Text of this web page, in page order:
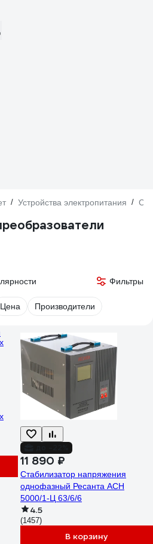
/ Устройства электропитания /
Фильтры
Цена Производители
11 890 ₽
Стабилизатор напряжения
однофазный Ресанта АСН
5000/1-Ц 63/6/6
4.5
(1457)
В корзину